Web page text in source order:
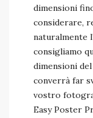
dimensioni
considerare,
naturalmente
consigliamo
dimensioni
converrà far
vostro
Easy Poster